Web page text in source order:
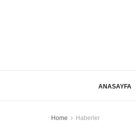
ANASAYFA
Home Haberler